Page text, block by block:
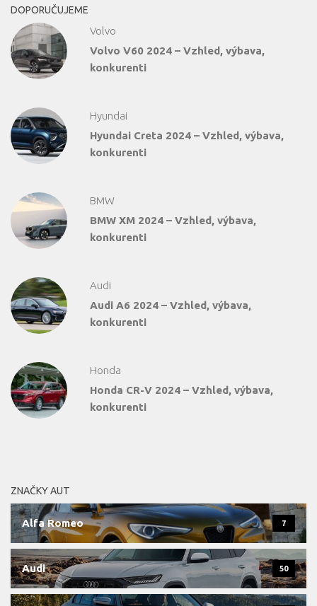
DOPORUČUJEME
Volvo
Volvo V60 2024 – Vzhled, výbava,
konkurenti
Hyundai
Hyundai Creta 2024 – Vzhled, výbava,
konkurenti
BMW
BMW XM 2024 – Vzhled, výbava,
konkurenti
Audi
Audi A6 2024 – Vzhled, výbava,
konkurenti
Honda
Honda CR-V 2024 – Vzhled, výbava,
konkurenti
ZNAČKY AUT
Alfa Romeo 7
Audi 50